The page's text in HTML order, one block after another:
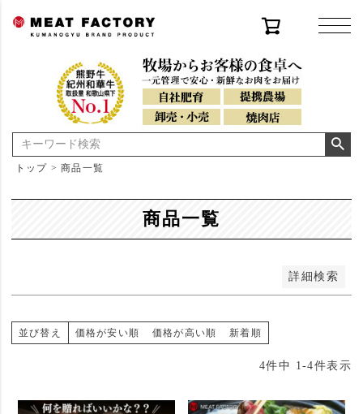
トップ 商品一覧
商品一覧
詳細検索
在庫なし商品
並び順
新着順
登録順
価格が安い順
価格が高い順
キーワードヒット順
検索
並び替え 価格が安い順 価格が高い順 新着順
4件中 1 -4件表示